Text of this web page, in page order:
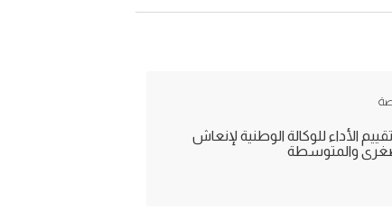
الأداء للوكالة الوطنية لإنعاش
والمتوسطة